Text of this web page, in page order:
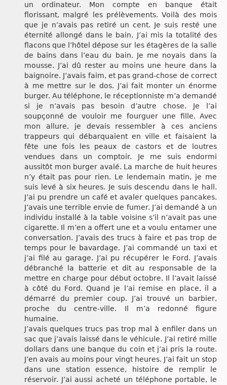
un ordinateur. Mon compte en banque était
florissant, malgré les prélèvements. Voilà des mois
que je n’avais pas retiré un cent. Je suis resté une
éternité allongé dans le bain. J’ai mis la totalité des
flacons que l’hôtel dépose sur les étagères de la salle
de bains dans l’eau du bain. Je me noyais dans la
mousse. J’ai dû rester au moins une heure dans la
baignoire. J’avais faim, et pas grand-chose de correct
à me mettre sur le dos. J’ai fait monter un énorme
burger. Au téléphone, le réceptionniste m’a demandé
si je n’avais pas besoin d’autre chose. Je l’ai
soupçonné de vouloir me fourguer une fille. Avec
mon allure, je devais ressembler à ces anciens
trappeurs qui débarquaient en ville et faisaient la
fête une fois les peaux de castors et de loutres
vendues dans un comptoir. Je me suis endormi
aussitôt mon burger avalé. La marche de huit heures
n’y était pas pour rien. Le lendemain matin, je me
suis levé à six heures. Je suis descendu dans le hall.
J’ai pu prendre un café et avaler quelques pancakes.
J’avais une terrible envie de fumer. J’ai demandé à un
individu installé à la table voisine s’il n’avait pas une
cigarette. Il m’en a offert une et a voulu entamer une
conversation. J’avais des trucs à faire et pas trop de
temps pour le bavardage. J’ai commandé un taxi et
j’ai filé au garage. J’ai pu récupérer le Ford. J’avais
débranché la batterie et dit au responsable de la
mettre en charge pour début octobre. Il l’avait laissé
à côté du Ford. Quand je l’ai remise en place, il a
démarré du premier coup. J’ai trouvé un barbier,
proche du centre-ville. Il m’a redonné figure
humaine.
J’avais quelques trucs pas trop mal à enfiler dans un
sac que j’avais laissé dans le véhicule. J’ai retiré mille
dollars dans une banque du coin et j’ai pris la route.
J’en avais au moins pour vingt heures. J’ai fait un stop
dans une station essence, histoire de remplir le
réservoir. J’ai aussi acheté un téléphone portable, le